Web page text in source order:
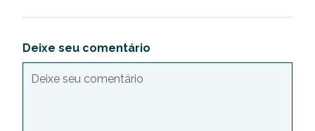
Deixe seu comentário